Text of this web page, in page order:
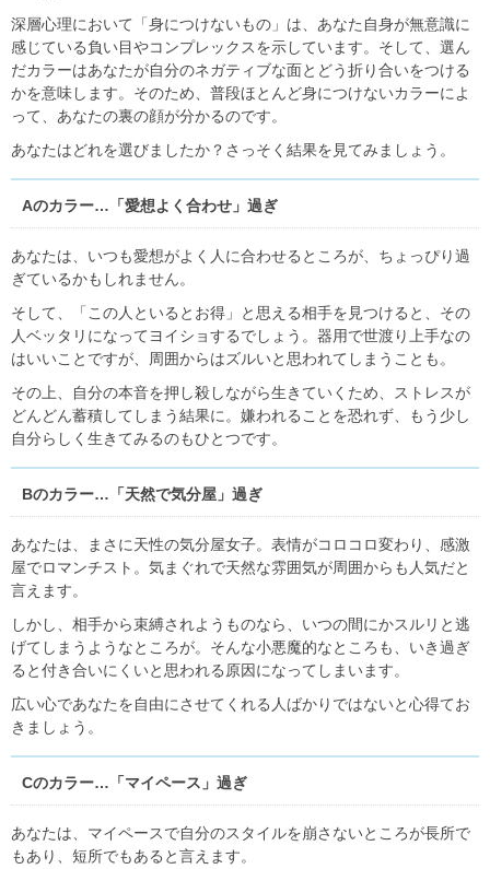
深層心理において「身につけないもの」は、あなた自身が無意識に
感じている負い目やコンプレックスを示しています。そして、選ん
だカラーはあなたが自分のネガティブな面とどう折り合いをつける
かを意味します。そのため、普段ほとんど身につけないカラーによ
って、あなたの裏の顔が分かるのです。
あなたはどれを選びましたか？さっそく結果を見てみましょう。
Aのカラー…「愛想よく合わせ」過ぎ
あなたは、いつも愛想がよく人に合わせるところが、ちょっぴり過
ぎているかもしれません。
そして、「この人といるとお得」と思える相手を見つけると、その
人ベッタリになってヨイショするでしょう。器用で世渡り上手なの
はいいことですが、周囲からはズルいと思われてしまうことも。
その上、自分の本音を押し殺しながら生きていくため、ストレスが
どんどん蓄積してしまう結果に。嫌われることを恐れず、もう少し
自分らしく生きてみるのもひとつです。
Bのカラー…「天然で気分屋」過ぎ
あなたは、まさに天性の気分屋女子。表情がコロコロ変わり、感激
屋でロマンチスト。気まぐれで天然な雰囲気が周囲からも人気だと
言えます。
しかし、相手から束縛されようものなら、いつの間にかスルリと逃
げてしまうようなところが。そんな小悪魔的なところも、いき過ぎ
ると付き合いにくいと思われる原因になってしまいます。
広い心であなたを自由にさせてくれる人ばかりではないと心得てお
きましょう。
Cのカラー…「マイペース」過ぎ
あなたは、マイペースで自分のスタイルを崩さないところが長所で
もあり、短所でもあると言えます。